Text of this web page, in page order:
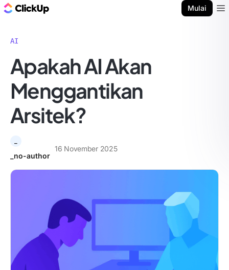
Mulai
AI
Apakah AI Akan
Menggantikan
Arsitek?
_no-author
16 November 2025